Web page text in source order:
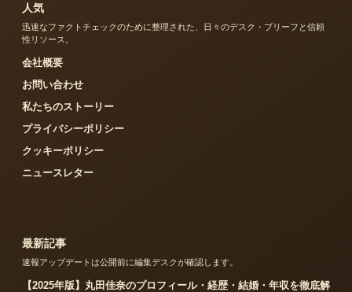
人気
迅速なファクトチェックのために整理された、日々のデスク・ブリーフと信頼
性リソース。
会社概要
お問い合わせ
私たちのストーリー
プライバシーポリシー
クッキーポリシー
ニュースレター
最新記事
速報アップデートは公開前に編集デスクが確認します。
【2025年版】丸田佳奈のプロフィール・経歴・結婚・年収を徹底解